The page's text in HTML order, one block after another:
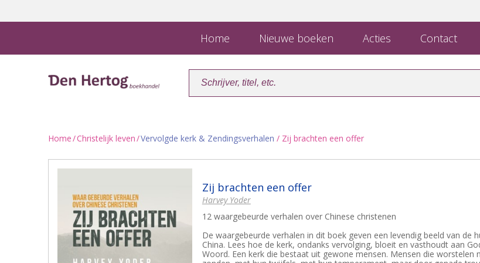
Home Nieuwe boeken Acties Contact
Home/Christelijk leven/Vervolgde kerk & Zendingsverhalen / Zij brachten een offer
Zij brachten een offer
Harvey Yoder
12 waargebeurde verhalen over Chinese christenen
De waargebeurde verhalen in dit boek geven een levendig beeld van de
China. Lees hoe de kerk, ondanks vervolging, bloeit en vasthoudt aan
Woord. Een kerk die bestaat uit gewone mensen. Mensen die worstelen